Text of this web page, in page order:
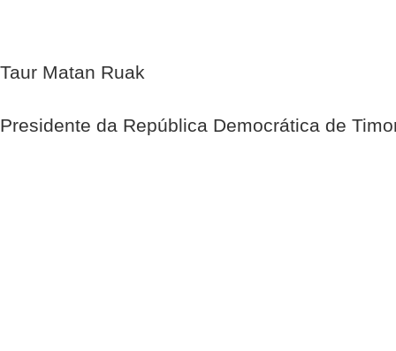
Taur Matan Ruak
Presidente da República Democrática de